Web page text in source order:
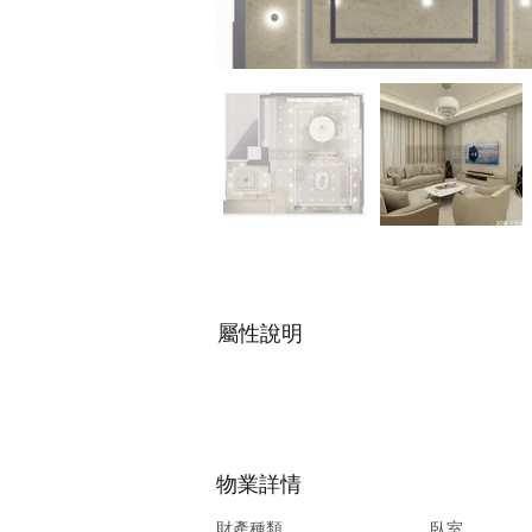
屬性說明
物業詳情